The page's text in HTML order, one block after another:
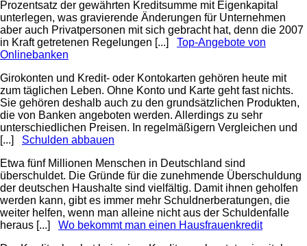
Prozentsatz der gewährten Kreditsumme mit Eigenkapital
unterlegen, was gravierende Änderungen für Unternehmen
aber auch Privatpersonen mit sich gebracht hat, denn die 2007
in Kraft getretenen Regelungen [...] Top-Angebote von
Onlinebanken
Girokonten und Kredit- oder Kontokarten gehören heute mit
zum täglichen Leben. Ohne Konto und Karte geht fast nichts.
Sie gehören deshalb auch zu den grundsätzlichen Produkten,
die von Banken angeboten werden. Allerdings zu sehr
unterschiedlichen Preisen. In regelmäßigern Vergleichen und
[...] Schulden abbauen
Etwa fünf Millionen Menschen in Deutschland sind
überschuldet. Die Gründe für die zunehmende Überschuldung
der deutschen Haushalte sind vielfältig. Damit ihnen geholfen
werden kann, gibt es immer mehr Schuldnerberatungen, die
weiter helfen, wenn man alleine nicht aus der Schuldenfalle
heraus [...] Wo bekommt man einen Hausfrauenkredit